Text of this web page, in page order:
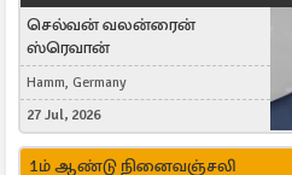
செல்வன் வலன்ரைன்
ஸ்ரெவான்
Hamm, Germany
27 Jul, 2026
1ம் ஆண்டு நினைவஞ்சலி